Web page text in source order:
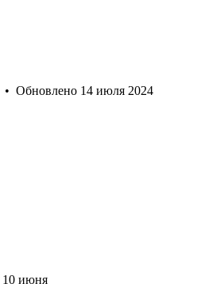
• Обновлено 14 июля 2024
10 июня